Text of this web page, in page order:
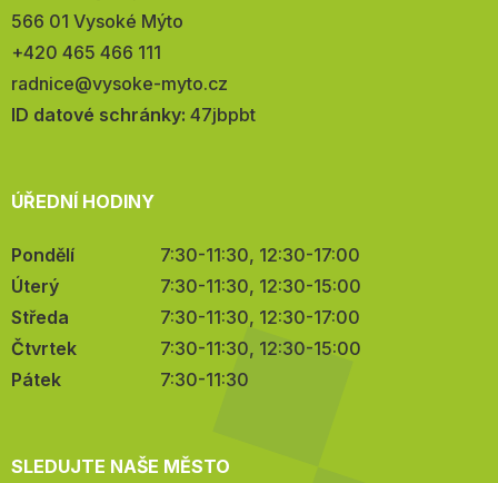
566 01 Vysoké Mýto
Telefon:
+420 465 466 111
E-
mail:
radnice@vysoke-myto.cz
ID datové schránky: 47jbpbt
ÚŘEDNÍ HODINY
Pondělí
7:30-11:30, 12:30-17:00
Úterý
7:30-11:30, 12:30-15:00
Středa
7:30-11:30, 12:30-17:00
Čtvrtek
7:30-11:30, 12:30-15:00
Pátek
7:30-11:30
SLEDUJTE NAŠE MĚSTO